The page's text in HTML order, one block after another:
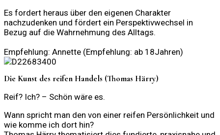
Es fordert heraus über den eigenen Charakter
nachzudenken und fördert ein Perspektivwechsel in
Bezug auf die Wahrnehmung des Alltags.
Empfehlung: Annette (Empfehlung: ab 18Jahren)
Die Kunst des reifen Handels (Thomas Härry)
Reif? Ich? – Schön wäre es.
Wann spricht man den von einer reifen Persönlichkeit und
wie komme ich dort hin?